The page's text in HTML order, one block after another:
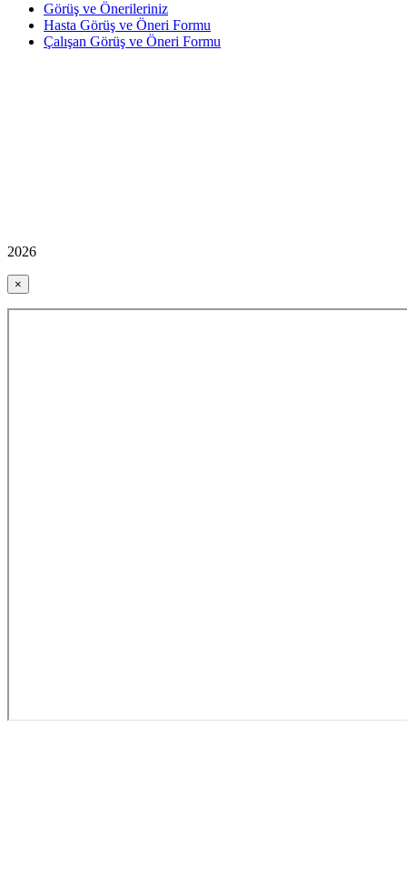
Görüş ve Önerileriniz
Hasta Görüş ve Öneri Formu
Çalışan Görüş ve Öneri Formu
2026
×